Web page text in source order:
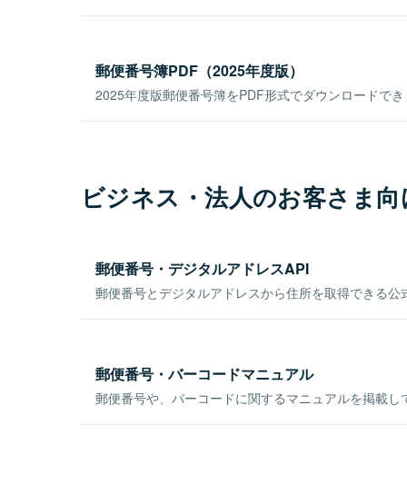
郵便番号簿PDF（2025年度版）
2025年度版郵便番号簿をPDF形式でダウンロードで
ビジネス・法人のお客さま
郵便番号・デジタルアドレスAPI
郵便番号とデジタルアドレスから住所を取得できる公
郵便番号・バーコードマニュアル
郵便番号や、バーコードに関するマニュアルを掲載し